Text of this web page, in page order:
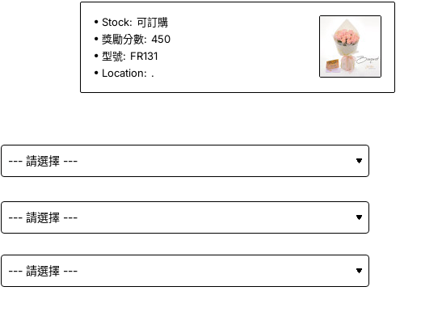
Stock: 可訂購
獎勵分數: 450
型號: FR131
Location: .